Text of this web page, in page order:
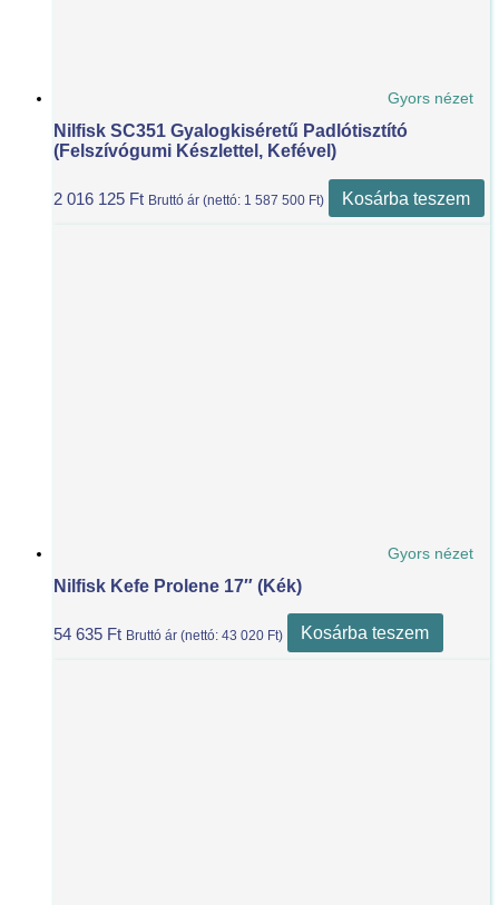
Gyors nézet
Nilfisk SC351 Gyalogkiséretű Padlótisztító
(felszívógumi Készlettel, Kefével)
2 016 125 Ft Bruttó ár (nettó: 1 587 500 Ft) Kosárba teszem
Gyors nézet
Nilfisk Kefe Prolene 17″ (Kék)
54 635 Ft Bruttó ár (nettó: 43 020 Ft) Kosárba teszem